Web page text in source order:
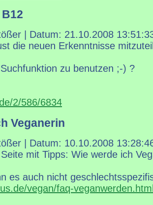
| Datum: 21.10.2008
die neuen Erkenntnisse
zu benutzen ;-) ?
2/586/6834
Veganerin
| Datum: 10.10.2008
mit Tipps: Wie werde ich
es auch nicht
vegan/faq-